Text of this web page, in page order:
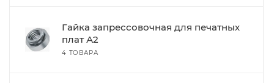
Гайка запрессовочная для печатных
плат А2
4 ТОВАРА